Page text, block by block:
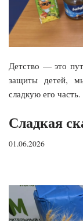
Детство — это
защиты детей,
сладкую его
Сладкая
01.06.2026